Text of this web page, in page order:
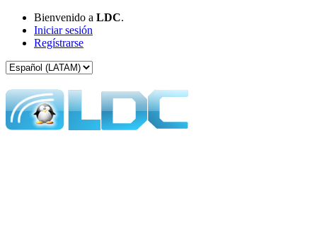
Bienvenido a LDC.
Iniciar sesión
Regístrarse